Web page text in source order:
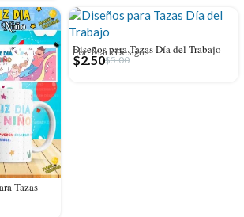
Tazas
Diseños para Tazas Día del Trabajo
Por: Mark Designs
$5.00
$2.50